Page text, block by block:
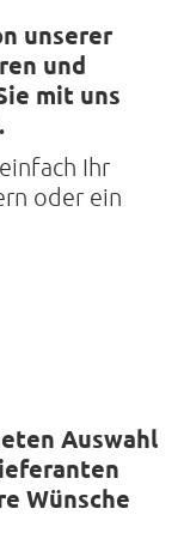
unserer
und
mit uns
Ihr
oder ein
Auswahl
Wünsche